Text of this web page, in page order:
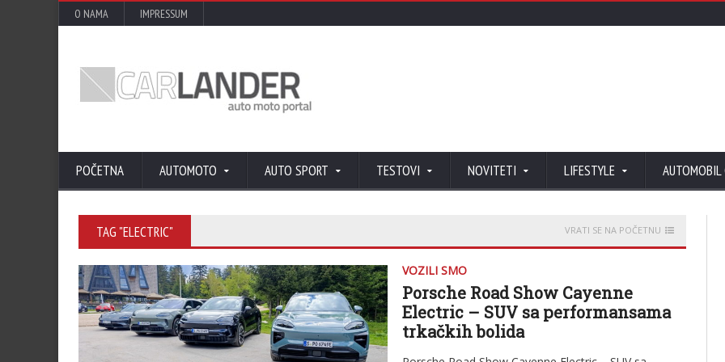
O NAMA IMPRESSUM
POČETNA AUTOMOTO AUTO SPORT TESTOVI NOVITETI LIFESTYLE AUTOMOBIL
TAG "ELECTRIC" VRATI SE NA POČETNU
VOZILI SMO
Porsche Road Show Cayenne
Electric – SUV sa performansama
trkačkih bolida